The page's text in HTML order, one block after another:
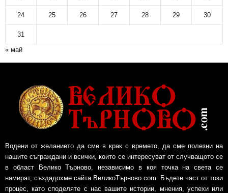
24 25 26 27 28 29 30
31
« май
Водени от желанието да сме в крак с времето, да сме полезни на
нашите съграждани и всички, които се интересуват от случващото се
в област Велико Търново, независимо в коя точка на света се
намират, създадохме сайта ВеликоТърново.com. Бъдете част от този
процес, като споделяте с нас вашите истории, мнения, успехи или